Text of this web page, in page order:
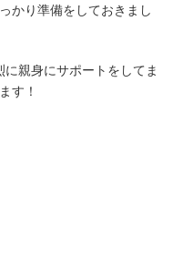
かり準備をしておきまし
親身にサポートをしてま
す！